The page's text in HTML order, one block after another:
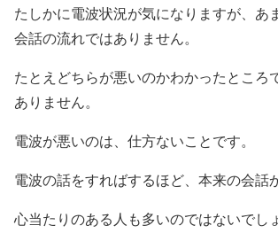
たしかに電波状況が気になりますが、あ
会話の流れではありません。
たとえどちらが悪いのかわかったところ
ありません。
電波が悪いのは、仕方ないことです。
電波の話をすればするほど、本来の会話
心当たりのある人も多いのではないでし